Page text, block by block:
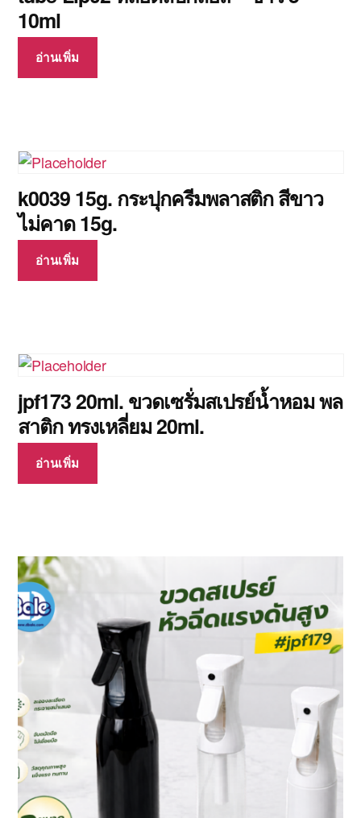
10ml
อ่านเพิ่ม
k0039 15g. กระปุกครีมพลาสติก สีขาว
ไม่คาด 15g.
อ่านเพิ่ม
jpf173 20ml. ขวดเซรั่มสเปรย์น้ำหอม พล
สาติก ทรงเหลี่ยม 20ml.
อ่านเพิ่ม